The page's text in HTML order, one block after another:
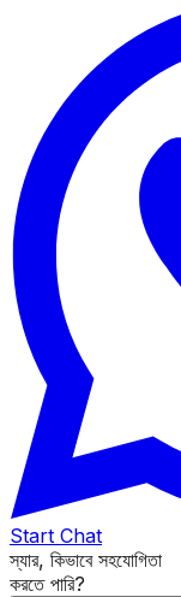
Start Chat
স্যার, কিভাবে সহযোগিতা
করতে পারি?